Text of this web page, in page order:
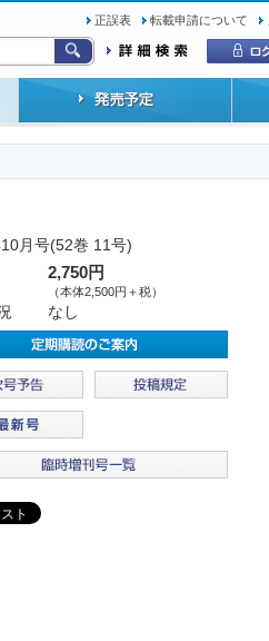
正誤表 転載申請について
月号(52巻 11号)
2,750円
（本体2,500円＋税）
なし